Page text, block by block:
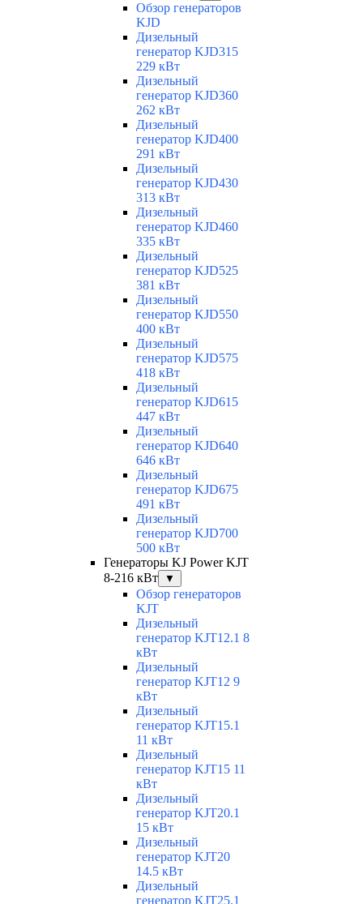
Обзор генераторов
KJD
Дизельный
генератор KJD315
229 кВт
Дизельный
генератор KJD360
262 кВт
Дизельный
генератор KJD400
291 кВт
Дизельный
генератор KJD430
313 кВт
Дизельный
генератор KJD460
335 кВт
Дизельный
генератор KJD525
381 кВт
Дизельный
генератор KJD550
400 кВт
Дизельный
генератор KJD575
418 кВт
Дизельный
генератор KJD615
447 кВт
Дизельный
генератор KJD640
646 кВт
Дизельный
генератор KJD675
491 кВт
Дизельный
генератор KJD700
500 кВт
Генераторы KJ Power KJT
8-216 кВт
▼
Обзор генераторов
KJT
Дизельный
генератор KJT12.1 8
кВт
Дизельный
генератор KJT12 9
кВт
Дизельный
генератор KJT15.1
11 кВт
Дизельный
генератор KJT15 11
кВт
Дизельный
генератор KJT20.1
15 кВт
Дизельный
генератор KJT20
14.5 кВт
Дизельный
генератор KJT25.1